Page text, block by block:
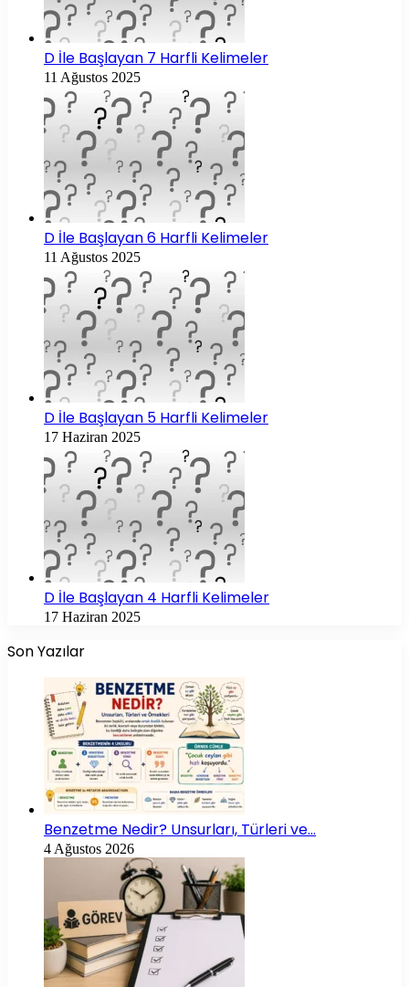
D İle Başlayan 7 Harfli Kelimeler
11 Ağustos 2025
D İle Başlayan 6 Harfli Kelimeler
11 Ağustos 2025
D İle Başlayan 5 Harfli Kelimeler
17 Haziran 2025
D İle Başlayan 4 Harfli Kelimeler
17 Haziran 2025
Son Yazılar
Benzetme Nedir? Unsurları, Türleri ve…
4 Ağustos 2026